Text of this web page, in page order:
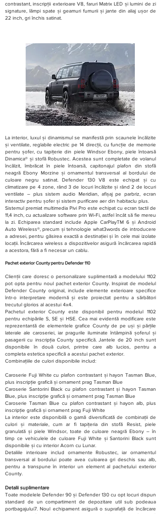
contrastant, inscripții exterioare V8, faruri Matrix LED și lumini de zi
signature, lămpi spate și geamuri fumurii și jante din aliaj ușor de
22 inch, gri închis satinat.
La interior, luxul și dinamismul se manifestă prin scaunele încălzite
și ventilate, reglabile electric pe 14 direcții, cu funcție de memorie
pentru șofer, cu tapițerie din piele Windsor Ebony, piele întoarsă
Dinamica® și stofă Robustec. Acestea sunt completate de volanul
încălzit, îmbrăcat în piele întoarsă, capitonajul plafon din stofă
neagră Ebony Morzine și ornamentul transversal al bordului de
culoare negru satinat. Defender 130 V8 este echipat și cu
climatizare pe 4 zone, rând 3 de locuri încălzite și rând 2 de locuri
ventilate – plus sistem audio Meridian, afișaj pe parbriz, ecran
interactiv pentru șofer și sistem purificare aer din habitaclu plus.
Sistemul premiat multimedia Pivi Pro este echipat cu ecran tactil de
11,4 inch, cu actualizare software prin Wi-Fi, astfel încât să fie mereu
la zi. Echiparea standard include Apple CarPlayTM 6 și Android
Auto Wireless®, precum și tehnologie what3words de introducere
a adresei, pentru găsirea exactă a destinației și în cele mai izolate
locații. Încărcarea wireless a dispozitivelor asigură încărcarea rapidă
a acestora, fără a fi necesar un cablu.
Pachet exterior County pentru Defender 110
Clienții care doresc o personalizare suplimentară a modelului 1102
pot opta pentru noul pachet exterior County. Inspirat de modelul
Defender County original, include elemente exterioare specifice
într-o interpretare modernă și este proiectat pentru a sărbători
trecutul glorios al acestui 4x4.
Pachetul exterior County este disponibil pentru modelul 1102
pentru echipările S, SE și HSE. Cea mai evidentă modificare este
reprezentantă de elementele grafice County de pe uși și părțile
laterale ale caroseriei, iar pragurile iluminate întâmpină șoferul și
pasagerii cu inscripția County specifică. Jantele de 20 inch sunt
disponibile în două culori, printre care alb lucios, pentru a
completa estetica specifică a acestui pachet exterior.
Combinațiile de culori disponibile includ:
Caroserie Fuji White cu plafon contrastant și hayon Tasman Blue,
plus inscripție grafică și ornament prag Tasman Blue
Caroserie Santorini Black cu plafon contrastant și hayon Tasman
Blue, plus inscripție grafică și ornament prag Tasman Blue
Caroserie Tasman Blue cu plafon contrastant și hayon alb, plus
inscripție grafică și ornament prag Fuji White
La interior este disponibilă o gamă diversificată de combinații de
culori și materiale, cum ar fi tapițeria din stofă Resist, piele
granulată și piele Windsor, toate de culoare neagră Ebony – în
timp ce vehiculele de culoare Fuji White și Santorini Black sunt
disponibile și cu interior Acorn cu Lunar.
Detaliile interioare includ ornamente Robustec, iar ornamentul
transversal al bordului poate avea culoarea gri deschis sau alb,
pentru a transpune în interior un element al pachetului exterior
County.
Detalii suplimentare
Toate modelele Defender 90 și Defender 130 cu opt locuri dispun
standard de un compartiment de depozitare util sub podeaua
portbagajului7. Noul echipament asigură o suprafață de încărcare